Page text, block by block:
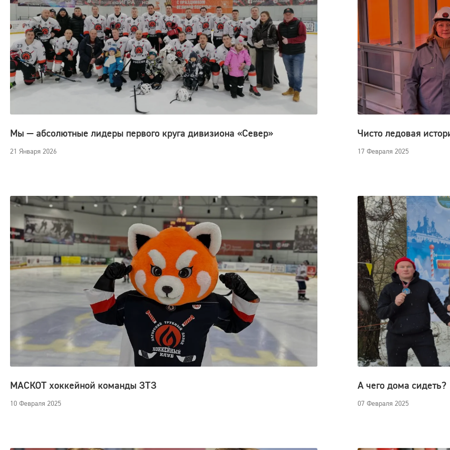
Мы — абсолютные лидеры первого круга дивизиона «Север»
21 Января 2026
Чисто ледовая
17 Февраля 2025
МАСКОТ хоккейной команды ЗТЗ
10 Февраля 2025
А чего дома сидеть?
07 Февраля 2025